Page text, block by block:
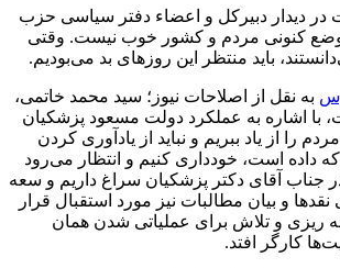
در دیدار دبیرکل و اعضاء دفتر سیاسی حزب
کنونی مردم و کشور خوب نیست. وقتی
باید منتظر این روزهای بد می‌بودیم.
به نقل از اصلاحات نیوز؛ سید محمد خاتمی،
با اشاره به عملکرد دولت مسعود پزشکیان
را از یاد ببریم و نباید از یادآوری کردن
داده است، خودداری کنیم و انتظار می‌رود
جناب آقای دکتر پزشکیان سراغ داریم و سعه
و بیان مطالبات نیز مورد استقبال قرار
ریزی و تلاش برای عملیاتی شدن همان
کارگر افتد.